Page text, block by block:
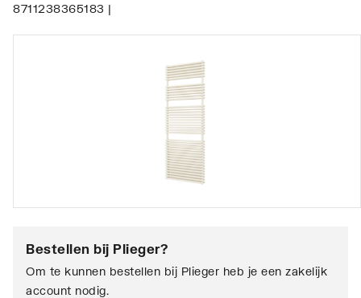
8711238365183 |
Bestellen bij Plieger?
Om te kunnen bestellen bij Plieger heb je een zakelijk
account nodig.